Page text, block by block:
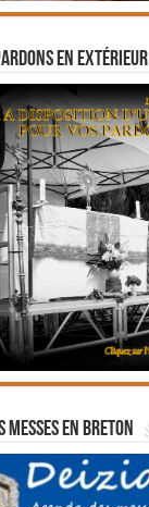
en extérieur
messes en breton